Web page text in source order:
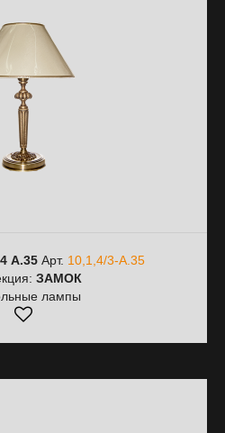
А.35Арт. 10,1,4/3-А.35
ЗАМОК
лампы